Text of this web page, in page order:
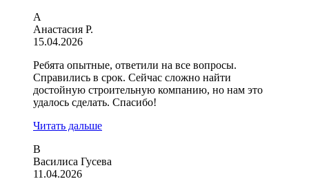
А
Анастасия Р.
15.04.2026
Ребята опытные, ответили на все вопросы.
Справились в срок. Сейчас сложно найти
достойную строительную компанию, но нам это
удалось сделать. Спасибо!
Читать дальше
В
Василиса Гусева
11.04.2026